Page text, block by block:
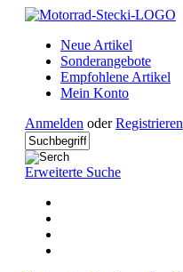
Neue Artikel
Sonderangebote
Empfohlene Artikel
Mein Konto
Anmelden oderRegistrieren
Erweiterte Suche